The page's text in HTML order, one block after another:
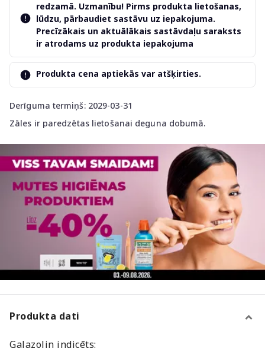
Derīguma termiņš: 2029-03-31
Zāles ir paredzētas lietošanai deguna dobumā.
redzamā. Uzmanību! Pirms produkta lietošanas,
lūdzu, pārbaudiet sastāvu uz iepakojuma.
Precīzākais un aktuālākais sastāvdaļu saraksts
ir atrodams uz produkta iepakojuma
Produkta cena aptiekās var atšķirties.
Produkta dati
Galazolin indicēts: